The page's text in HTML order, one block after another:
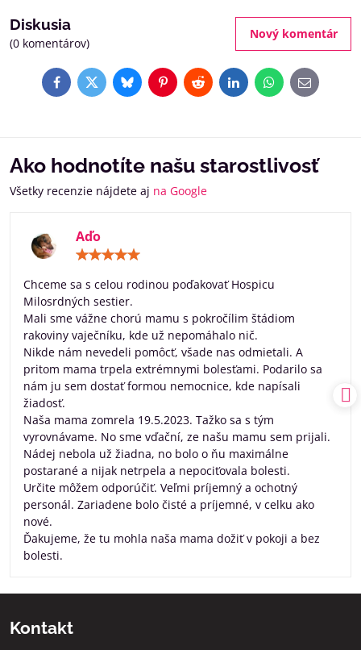
Diskusia
(0 komentárov)
Nový komentár
FacebookTwitterBlueskyPinterestRedditLinkedInWhatsApp
E-
mail
Ako hodnotíte našu starostlivosť
Všetky recenzie nájdete aj na Google
Aďo
5
Chceme sa s celou rodinou poďakovať Hospicu
Milosrdných sestier.
Mali sme vážne chorú mamu s pokročílim štádiom
rakoviny vaječníku, kde už nepomáhalo nič.
Nikde nám nevedeli pomôcť, všade nas odmietali. A
pritom mama trpela extrémnymi bolesťami. Podarilo sa
nám ju sem dostať formou nemocnice, kde napísali
žiadosť.
Naša mama zomrela 19.5.2023. Tažko sa s tým
vyrovnávame. No sme vďační, ze našu mamu sem prijali.
Nádej nebola už žiadna, no bolo o ňu maximálne
postarané a nijak netrpela a nepociťovala bolesti.
Určite môžem odporúčiť. Veľmi príjemný a ochotný
personál. Zariadene bolo čisté a príjemné, v celku ako
nové.
Ďakujeme, že tu mohla naša mama dožiť v pokoji a bez
bolesti.
Kontakt